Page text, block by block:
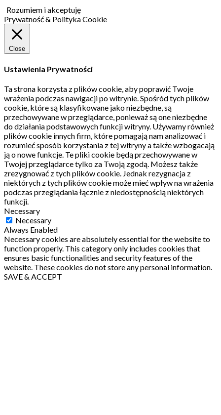
Rozumiem i akceptuję
Prywatność & Polityka Cookie
Close
Ustawienia Prywatności
Ta strona korzysta z plików cookie, aby poprawić Twoje
wrażenia podczas nawigacji po witrynie.Spośród tych plików
cookie, które są klasyfikowane jako niezbędne, są
przechowywane w przeglądarce, ponieważ są one niezbędne
do działania podstawowych funkcji witryny. Używamy również
plików cookie innych firm, które pomagają nam analizować i
rozumieć sposób korzystania z tej witryny a także wzbogacają
ją o nowe funkcje. Te pliki cookie będą przechowywane w
Twojej przeglądarce tylko za Twoją zgodą. Możesz także
zrezygnować z tych plików cookie. Jednak rezygnacja z
niektórych z tych plików cookie może mieć wpływ na wrażenia
podczas przeglądania łącznie z niedostępnością niektórych
funkcji.
Necessary
Necessary
Always Enabled
Necessary cookies are absolutely essential for the website to
function properly. This category only includes cookies that
ensures basic functionalities and security features of the
website. These cookies do not store any personal information.
SAVE & ACCEPT